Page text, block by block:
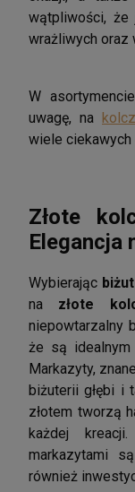
wątpliwości, że
wrażliwych oraz
W
uwagę, na
wiele
Złote
Elegancja
Wybierając
na złote
niepowtarzalny
że są idealnym
Markazyty,
biżuterii głębi i
złotem tworzą
każdej
markazytami
również